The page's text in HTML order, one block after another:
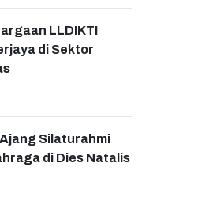
LLDIKTI
di Sektor
Silaturahmi
di Dies Natalis